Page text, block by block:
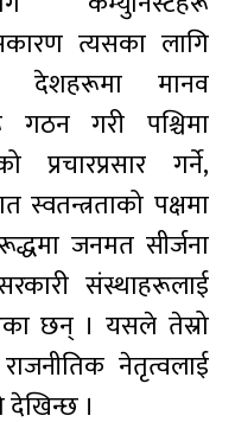
त्यसका लागि
देशहरूमा मानव
गठन गरी पश्चिमा
प्रचारप्रसार गर्ने,
स्वतन्त्रताको पक्षमा
जनमत सीर्जना
संस्थाहरूलाई
छन् । यसले तेस्रो
नेतृत्वलाई
।